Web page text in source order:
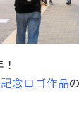
念ロゴ作品